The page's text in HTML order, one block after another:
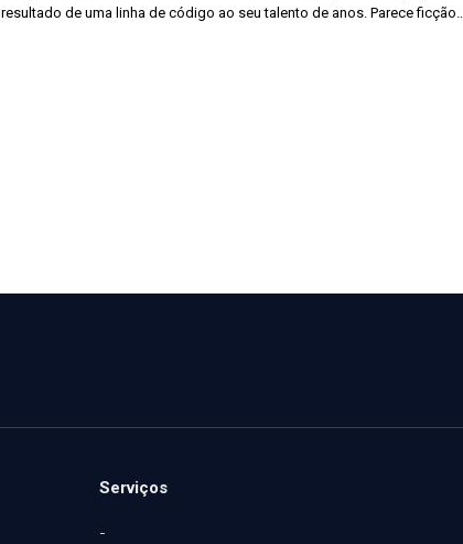
resultado de uma linha de código ao seu talento de anos. Parece
Serviços
-